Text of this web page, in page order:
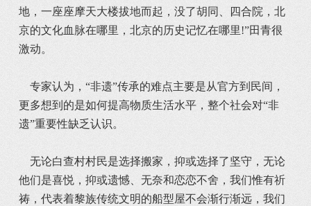
地，一座座摩天大楼拔地而起，没了胡同、四合院，北
京的文化血脉在哪里，北京的历史记忆在哪里!”田青很
激动。
专家认为，“非遗”传承的难点主要是从官方到民间，
更多想到的是如何提高物质生活水平，整个社会对“非
遗”重要性缺乏认识。
无论白查村村民是选择搬家，抑或选择了坚守，无论
他们是喜悦，抑或遗憾、无奈和恋恋不舍，我们惟有祈
祷，代表着黎族传统文明的船型屋不会渐行渐远，我们